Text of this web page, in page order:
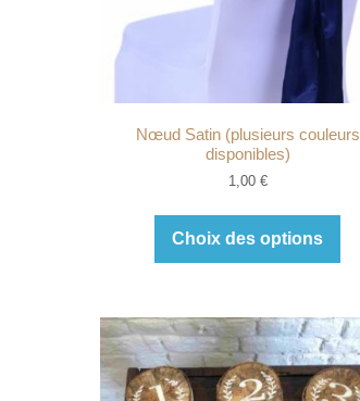
Nœud Satin (plusieurs couleurs
disponibles)
1,00 €
Choix des options